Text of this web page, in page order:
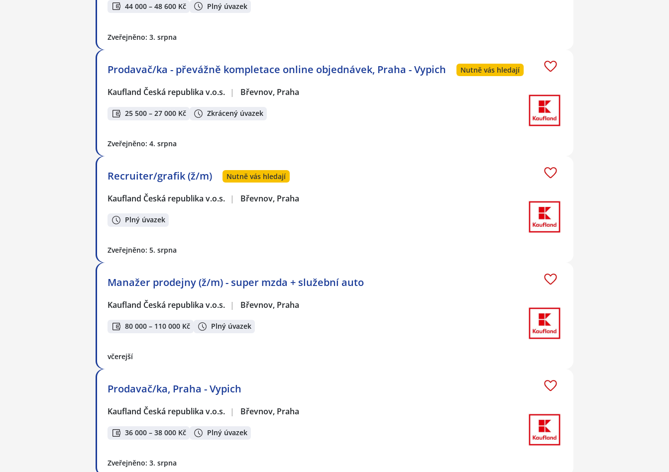
44 000 – 48 600 Kč Plný úvazek
Zveřejněno: 3. srpna
Prodavač/ka - převážně kompletace online objednávek, Praha - Vypich Nutně vás hledají
Kaufland Česká republika v.o.s. | Břevnov, Praha
25 500 – 27 000 Kč Zkrácený úvazek
Zveřejněno: 4. srpna
Recruiter/grafik (ž/m) Nutně vás hledají
Kaufland Česká republika v.o.s. | Břevnov, Praha
Plný úvazek
Zveřejněno: 5. srpna
Manažer prodejny (ž/m) - super mzda + služební auto
Kaufland Česká republika v.o.s. | Břevnov, Praha
80 000 – 110 000 Kč Plný úvazek
včerejší
Prodavač/ka, Praha - Vypich
Kaufland Česká republika v.o.s. | Břevnov, Praha
36 000 – 38 000 Kč Plný úvazek
Zveřejněno: 3. srpna